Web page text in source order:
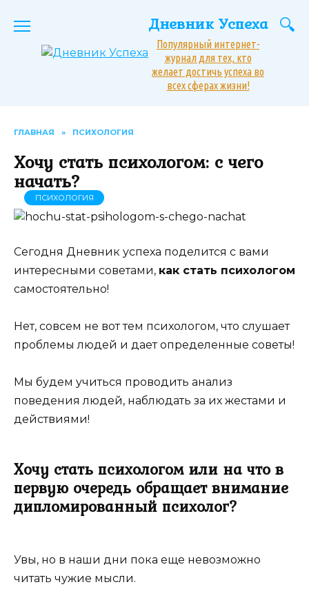
Дневник Успеха
Популярный интернет-
журнал для тех, кто
желает достичь успеха во
всех сферах жизни!
ГЛАВНАЯ » ПСИХОЛОГИЯ
Хочу стать психологом: с чего
начать?
ПСИХОЛОГИЯ
Сегодня Дневник успеха поделится с вами
интересными советами, как стать психологом
самостоятельно!
Нет, совсем не вот тем психологом, что слушает
проблемы людей и дает определенные советы!
Мы будем учиться проводить анализ
поведения людей, наблюдать за их жестами и
действиями!
Хочу стать психологом или на что в
первую очередь обращает внимание
дипломированный психолог?
Увы, но в наши дни пока еще невозможно
читать чужие мысли.